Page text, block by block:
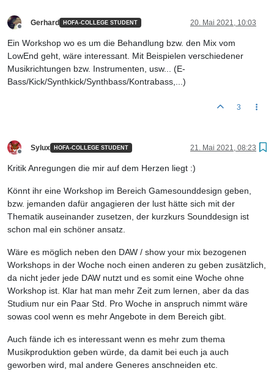
Gerhard HOFA-COLLEGE STUDENT 20. Mai 2021, 10:03
Ein Workshop wo es um die Behandlung bzw. den Mix vom
LowEnd geht, wäre interessant. Mit Beispielen verschiedener
Musikrichtungen bzw. Instrumenten, usw... (E-
Bass/Kick/Synthkick/Synthbass/Kontrabass,...)
3
Sylux HOFA-COLLEGE STUDENT 21. Mai 2021, 08:23
Kritik Anregungen die mir auf dem Herzen liegt :)
Könnt ihr eine Workshop im Bereich Gamesounddesign geben,
bzw. jemanden dafür angagieren der lust hätte sich mit der
Thematik auseinander zusetzen, der kurzkurs Sounddesign ist
schon mal ein schöner ansatz.
Wäre es möglich neben den DAW / show your mix bezogenen
Workshops in der Woche noch einen anderen zu geben zusätzlich,
da nicht jeder jede DAW nutzt und es somit eine Woche ohne
Workshop ist. Klar hat man mehr Zeit zum lernen, aber da das
Studium nur ein Paar Std. Pro Woche in anspruch nimmt wäre
sowas cool wenn es mehr Angebote in dem Bereich gibt.
Auch fände ich es interessant wenn es mehr zum thema
Musikproduktion geben würde, da damit bei euch ja auch
geworben wird, mal andere Generes anschneiden etc.